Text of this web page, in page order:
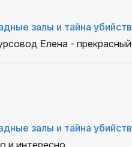
залы и тайна
Елена -
залы и тайна
и интересно.